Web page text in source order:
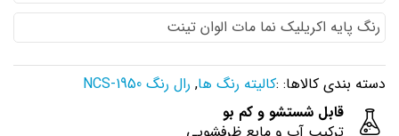
رنگ پایه اکریلیک نما مات الوان تینت
دسته بندی کالاها: :کالیته رنگ ها, رال رنگ NCS-1950
قابل شستشو و کم بو